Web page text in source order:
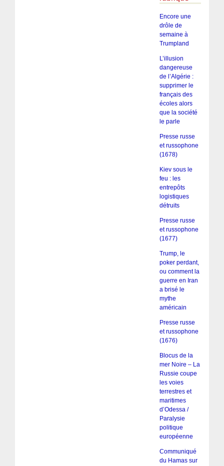
Encore une
drôle de
semaine à
Trumpland
L’illusion
dangereuse
de l’Algérie :
supprimer le
français des
écoles alors
que la société
le parle
Presse russe
et russophone
(1678)
Kiev sous le
feu : les
entrepôts
logistiques
détruits
Presse russe
et russophone
(1677)
Trump, le
poker perdant,
ou comment la
guerre en Iran
a brisé le
mythe
américain
Presse russe
et russophone
(1676)
Blocus de la
mer Noire – La
Russie coupe
les voies
terrestres et
maritimes
d’Odessa /
Paralysie
politique
européenne
Communiqué
du Hamas sur